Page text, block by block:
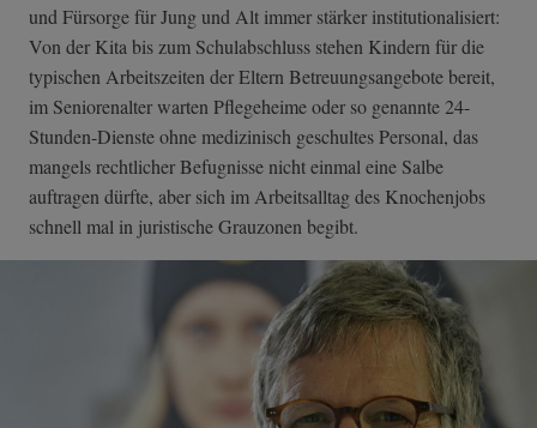
und Fürsorge für Jung und Alt immer stärker institutionalisiert:
Von der Kita bis zum Schulabschluss stehen Kindern für die
typischen Arbeitszeiten der Eltern Betreuungsangebote bereit,
im Seniorenalter warten Pflegeheime oder so genannte 24-
Stunden-Dienste ohne medizinisch geschultes Personal, das
mangels rechtlicher Befugnisse nicht einmal eine Salbe
auftragen dürfte, aber sich im Arbeitsalltag des Knochenjobs
schnell mal in juristische Grauzonen begibt.